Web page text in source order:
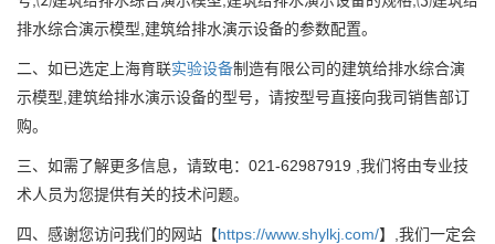
排水综合演示模型,建筑给排水演示设备的参数配置。
二、如已选定上海育联实验设备制造有限公司的建筑给排水综合演
示模型,建筑给排水演示设备的型号，请按型号直接向我司销售部订
购。
三、如需了解更多信息，请致电：021-62987919 ,我们将由专业技
术人员为您提供有关的技术问题。
四、感谢您访问我们的网站【https://www.shylkj.com/】,我们一定会